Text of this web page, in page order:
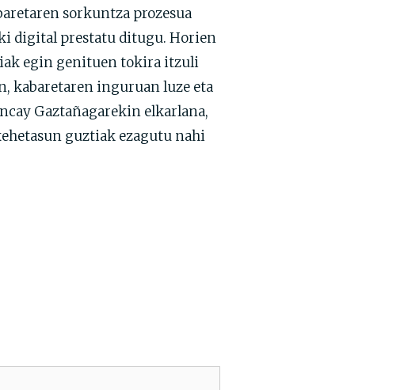
sorkuntza prozesua
digital prestatu ditugu. Horien
egin genituen tokira itzuli
kabaretaren inguruan luze eta
Gaztañagarekin elkarlana,
guztiak ezagutu nahi